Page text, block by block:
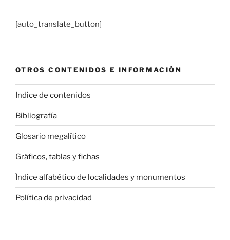
[auto_translate_button]
OTROS CONTENIDOS E INFORMACIÓN
Indice de contenidos
Bibliografía
Glosario megalítico
Gráficos, tablas y fichas
Índice alfabético de localidades y monumentos
Política de privacidad